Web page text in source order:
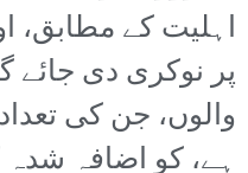
اہلیت کے مطابق،
پر نوکری دی جائے
ہے، کو اضافہ